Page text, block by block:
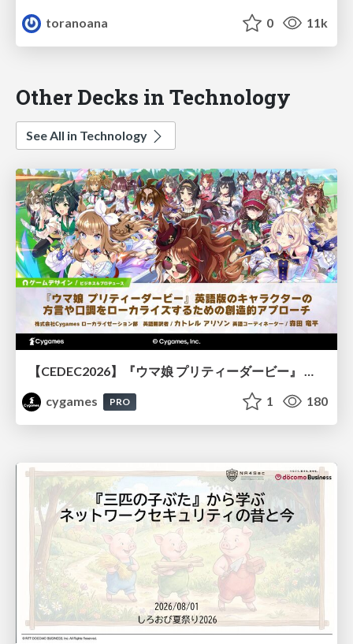
toranoana
0 11k
Other Decks in Technology
See All in Technology
cygames
PRO 1 180